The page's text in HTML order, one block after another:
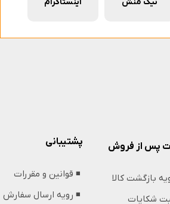
پشتیبانی
◾️ قوانین و مقررات
◾️ رویه ارسال سفارش
پس از فروش
بازگشت کالا
شکایات